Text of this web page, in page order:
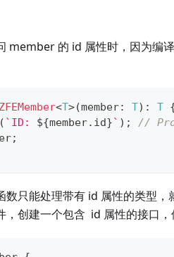
member 的 id 属性时，因为编
<T>(member: T) : T
( ` ID: ${member. id}` ) ;
//
;
数只能处理带有 id 属性的类型
，创建一个包含 id 属性的接口